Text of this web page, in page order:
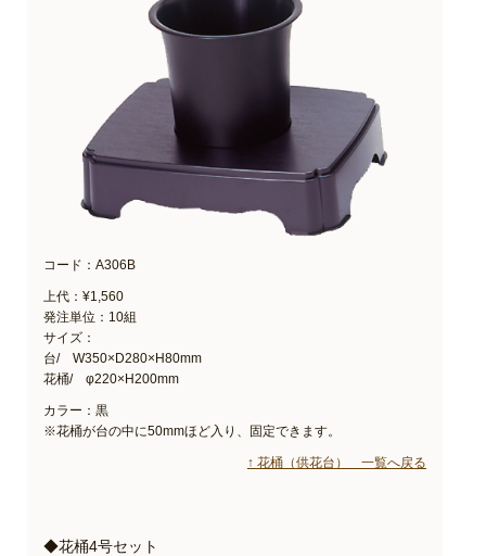
コード：A306B
上代：¥1,560
発注単位：10組
サイズ：
台/ W350×D280×H80mm
花桶/ φ220×H200mm
カラー：黒
※花桶が台の中に50mmほど入り、固定できます。
↑ 花桶（供花台） 一覧へ戻る
◆花桶4号セット